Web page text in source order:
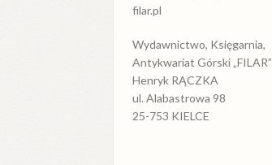
filar.pl
Wydawnictwo, Księgarnia,
Antykwariat Górski „FILAR”
Henryk RĄCZKA
ul. Alabastrowa 98
25-753 KIELCE